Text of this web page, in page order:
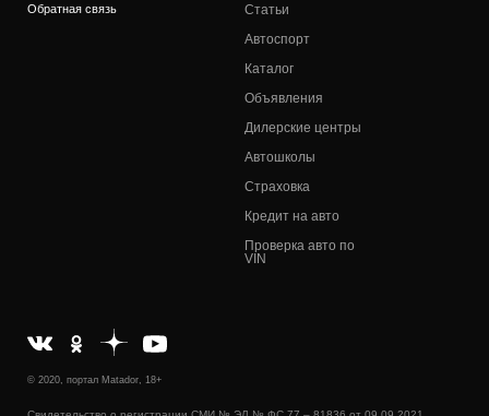
Обратная связь
Статьи
Автоспорт
Каталог
Объявления
Дилерские центры
Автошколы
Страховка
Кредит на авто
Проверка авто по
VIN
© 2020, портал Matador, 18+